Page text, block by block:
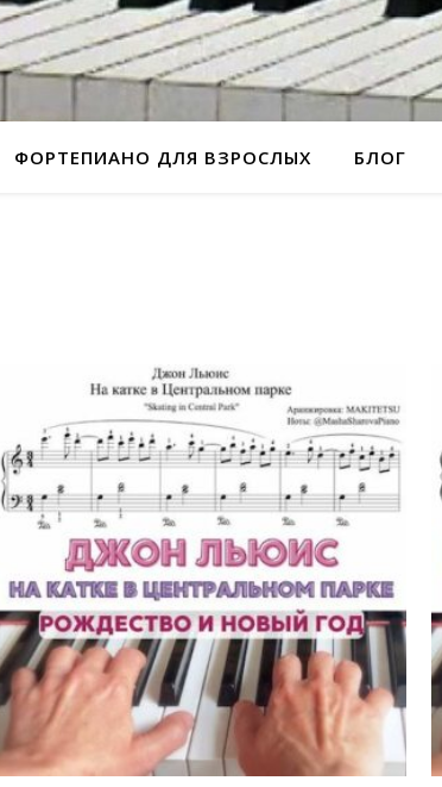
ФОРТЕПИАНО ДЛЯ ВЗРОСЛЫХ БЛОГ